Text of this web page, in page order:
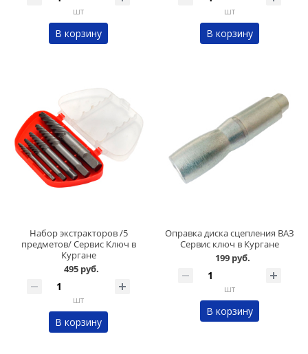
шт
В корзину
шт
В корзину
Набор экстракторов /5
предметов/ Сервис Ключ в
Кургане
495 руб.
шт
В корзину
Оправка диска сцепления ВАЗ
Сервис ключ в Кургане
199 руб.
шт
В корзину